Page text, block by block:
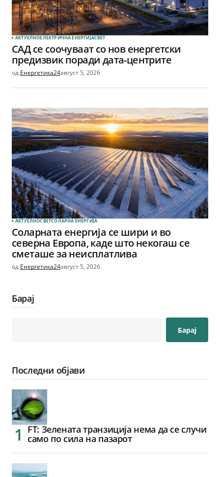
АКТУЕЛНОЕЛЕКТРИЧНА ЕНЕРГИЈАСВЕТ
САД се соочуваат со нов енергетски
предизвик поради дата-центрите
од Енергетика24август 5, 2026
АКТУЕЛНОСВЕТСОЛАРНА EНЕРГИЈА
Соларната енергија се шири и во
северна Европа, каде што некогаш се
сметаше за неисплатлива
од Енергетика24август 5, 2026
Барај
Барај
Последни објави
FT: Зелената транзиција нема да се случи
само по сила на пазарот